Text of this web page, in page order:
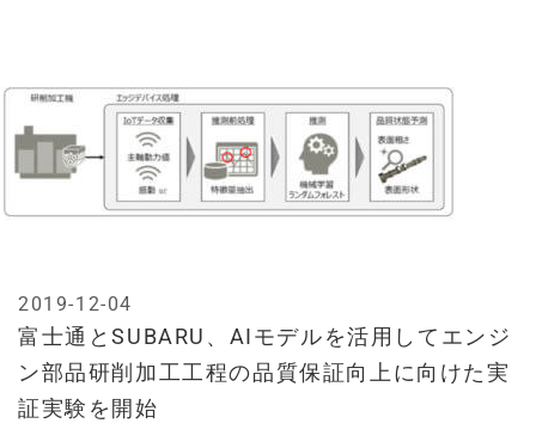
富士通とSUBARU、AIモデルを活用してエンジ
ン部品研削加工工程の品質保証向上に向けた実
証実験を開始
2019-12-04